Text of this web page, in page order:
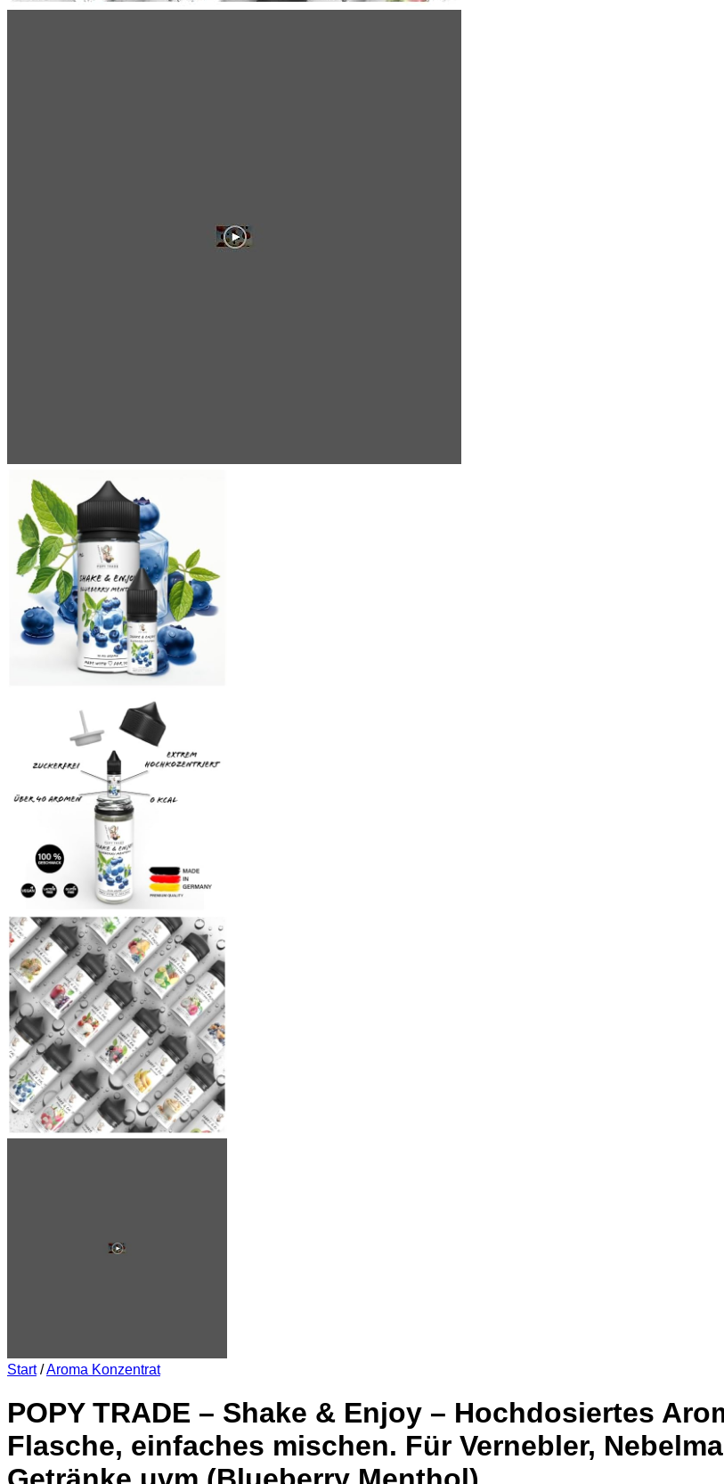
Start /Aroma Konzentrat
POPY TRADE – Shake & Enjoy – Hochdosiertes
Flasche, einfaches mischen. Für Vernebler,